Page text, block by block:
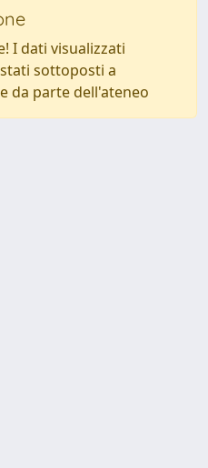
I dati visualizzati
sottoposti a
da parte dell'ateneo